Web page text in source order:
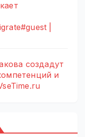
|
создадут
и